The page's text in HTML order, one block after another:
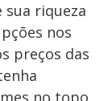
riqueza
nos
preços das